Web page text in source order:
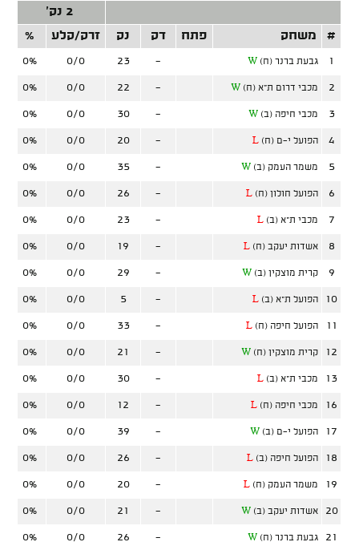
2 נק'
#
משחק פתח דק נק זרק/קלע %
1 גבעת ברנר (ח) W
-
23
0/0
0%
2 מכבי דרום ת"א (ח) W
-
22
0/0
0%
3 מכבי חיפה (ב) W
-
30
0/0
0%
4 הפועל י-ם (ח) L
-
20
0/0
0%
5 משמר העמק (ב) W
-
35
0/0
0%
6 הפועל חולון (ח) L
-
26
0/0
0%
7 מכבי ת"א (ב) L
-
23
0/0
0%
8 אשדות יעקב (ח) L
-
19
0/0
0%
9 קרית מוצקין (ב) W
-
29
0/0
0%
10 הפועל ת"א (ב) L
-
5
0/0
0%
11 הפועל חיפה (ח) L
-
33
0/0
0%
12 קרית מוצקין (ח) W
-
21
0/0
0%
13 מכבי ת"א (ב) L
-
30
0/0
0%
16 מכבי חיפה (ח) L
-
12
0/0
0%
17 הפועל י-ם (ב) W
-
39
0/0
0%
18 הפועל חיפה (ב) L
-
26
0/0
0%
19 משמר העמק (ח) L
-
20
0/0
0%
20 אשדות יעקב (ב) W
-
21
0/0
0%
21 גבעת ברנר (ח) W
-
26
0/0
0%